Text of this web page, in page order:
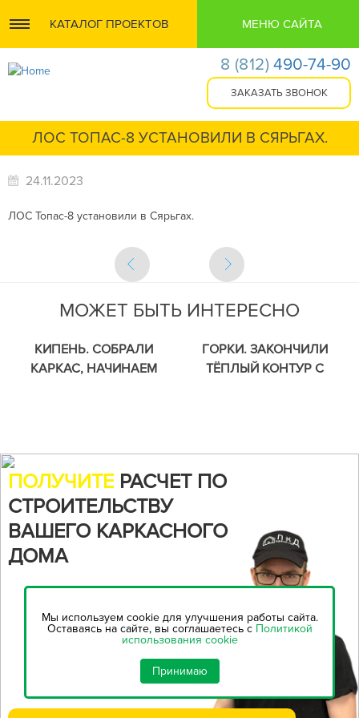
КАТАЛОГ ПРОЕКТОВ МЕНЮ САЙТА
8 (812) 490-74-90
ЛОС ТОПАС-8 УСТАНОВИЛИ В СЯРЬГАХ.
24.11.2023
ЛОС Топас-8 установили в Сярьгах.
МОЖЕТ БЫТЬ ИНТЕРЕСНО
КИПЕНЬ. СОБРАЛИ
КАРКАС, НАЧИНАЕМ
ГОРКИ. ЗАКОНЧИЛИ
ТЁПЛЫЙ КОНТУР С
ПОЛУЧИТЕ РАСЧЕТ ПО
СТРОИТЕЛЬСТВУ
ВАШЕГО КАРКАСНОГО
ДОМА
Воспользуйтесь нашим
онлайн-калькулятором,
рассчитать стоимость
Мы используем cookie для улучшения работы сайта.
Оставаясь на сайте, вы соглашаетесь с Политикой
использования cookie
Принимаю